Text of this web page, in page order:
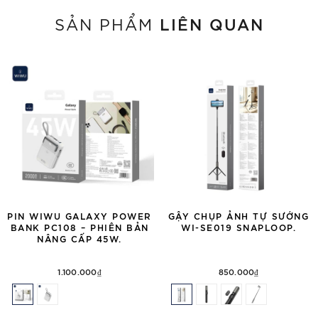
SẢN PHẨM LIÊN QUAN
PIN WIWU GALAXY POWER
BANK PC108 – PHIÊN BẢN
NÂNG CẤP 45W.
1.100.000₫
GẬY CHỤP ẢNH TỰ SƯỚNG
WI-SE019 SNAPLOOP.
850.000₫